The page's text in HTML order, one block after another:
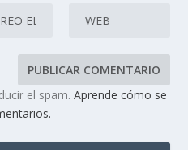
el spam.Aprende cómo se